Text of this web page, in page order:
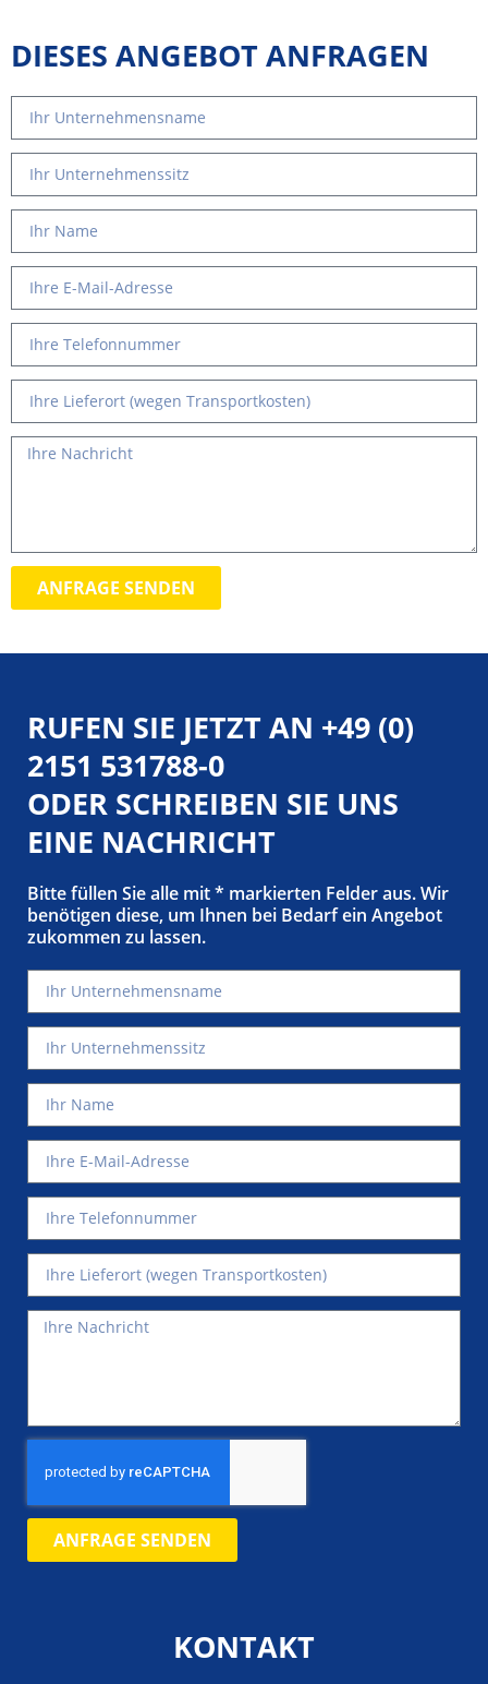
DIESES ANGEBOT ANFRAGEN
ANFRAGE SENDEN
RUFEN SIE JETZT AN +49 (0)
2151 531788-0
ODER SCHREIBEN SIE UNS
EINE NACHRICHT
Bitte füllen Sie alle mit * markierten Felder aus. Wir
benötigen diese, um Ihnen bei Bedarf ein Angebot
zukommen zu lassen.
ANFRAGE SENDEN
KONTAKT